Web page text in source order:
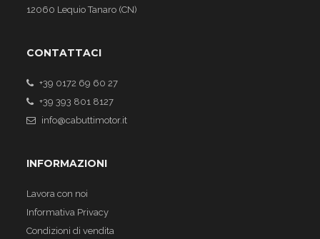
12060 Lequio Tanaro (CN)
CONTATTACI
+39 0172 69 60 27
+39 393 801 8127
info@cabuttimotor.it
INFORMAZIONI
Lavora con noi
Informativa Privacy
Condizioni di vendita